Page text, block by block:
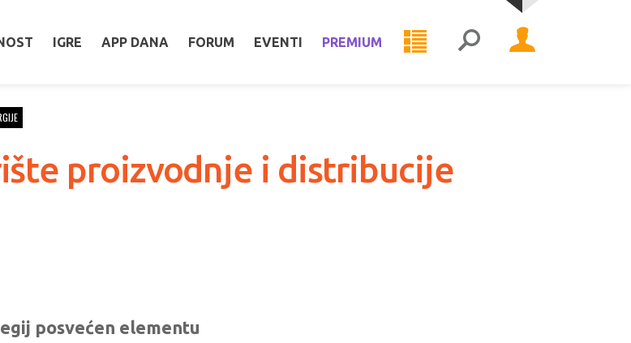
IGRE APP DANA FORUM EVENTI PREMIUM
proizvodnje i distribucije
posvećen elementu